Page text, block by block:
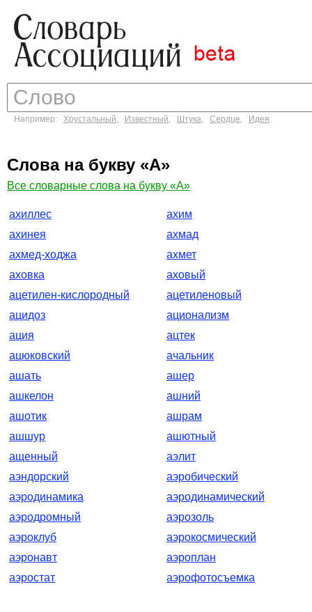
Например: Хрустальный, Известный, Штука, Сердце, Идея
Слова на букву «А»
Все словарные слова на букву «А»
ахиллес
ахим
ахинея
ахмад
ахмед-ходжа
ахмет
аховка
аховый
ацетилен-кислородный
ацетиленовый
ацидоз
ационализм
ация
ацтек
ацюковский
ачальник
ашать
ашер
ашкелон
ашний
ашотик
ашрам
ашшур
ашютный
ащенный
аэлит
аэндорский
аэробический
аэродинамика
аэродинамический
аэродромный
аэрозоль
аэроклуб
аэрокосмический
аэронавт
аэроплан
аэростат
аэрофотосъемка